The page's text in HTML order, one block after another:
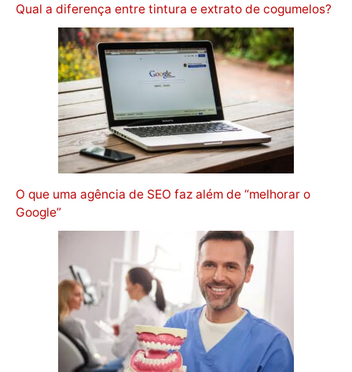
Qual a diferença entre tintura e extrato de cogumelos?
O que uma agência de SEO faz além de “melhorar o
Google”